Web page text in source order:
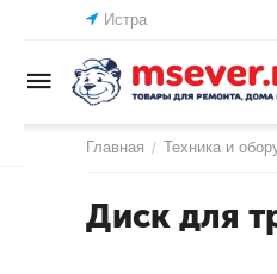
Истра
Главная / Техника и
Диск для